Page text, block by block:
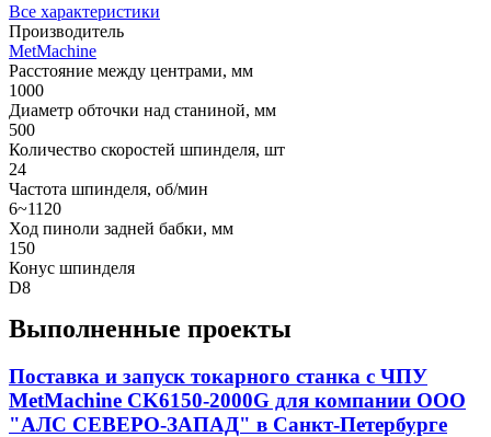
Все характеристики
Производитель
MetMachine
Расстояние между центрами, мм
1000
Диаметр обточки над станиной, мм
500
Количество скоростей шпинделя, шт
24
Частота шпинделя, об/мин
6~1120
Ход пиноли задней бабки, мм
150
Конус шпинделя
D8
Выполненные проекты
Поставка и запуск токарного станка с ЧПУ
MetMachine CK6150-2000G для компании ООО
"АЛС СЕВЕРО-ЗАПАД" в Санкт-Петербурге